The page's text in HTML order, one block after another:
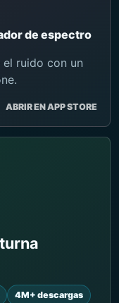
de espectro
ruido con un
ABRIR EN APP STORE
4M+ descargas